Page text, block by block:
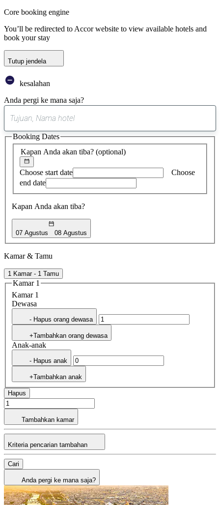
Core booking engine
You’ll be redirected to Accor website to view available hotels and
book your stay
Tutup jendela
kesalahan
Anda pergi ke mana saja?
saran
ditemukan
Kapan Anda akan tiba? (optional)
Choose start date
Choose
end date
Kapan Anda akan tiba?
07 Agustus 08 Agustus
Booking Dates
Kamar & Tamu
1 Kamar - 1 Tamu
Kamar 1
Kamar 1
Dewasa
- Hapus orang dewasa
+Tambahkan orang dewasa
Anak-anak
- Hapus anak
+Tambahkan anak
Hapus
Tambahkan kamar
Kriteria pencarian tambahan
Cari
Anda pergi ke mana saja?